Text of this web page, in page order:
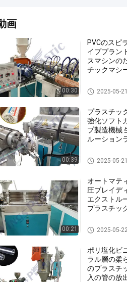
画
00:30
PVCのスピ
イププラン
スマシンの
チックマシ
ポリ塩化ビニ
機機械
2025-05-21
00:39
プラスチッ
強化ソフト
プ製造機械
ルーション
ポリ塩化ビニ
機機械
2025-05-21
00:21
オートマテ
圧ブレイデ
エクストル
プラスチッ
ポリ塩化ビニ
機機械
2025-05-
ポリ塩化ビ
ラル層の柔
のプラスチ
入の管の放